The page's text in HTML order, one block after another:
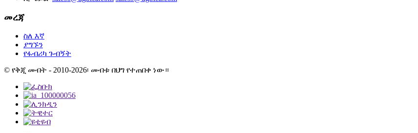
መረጃ
ስለ እኛ
ያግኙን
የፋብሪካ ጉብኝት
© የቅጂ መብት - 2010-2026፡ መብቱ በህግ የተጠበቀ ነው።